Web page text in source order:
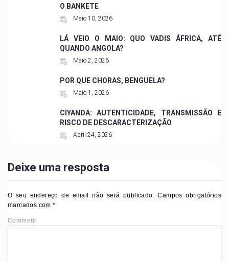
O BANKETE
Maio 10, 2026
LÁ VEIO O MAIO: QUO VADIS ÁFRICA, ATÉ
QUANDO ANGOLA?
Maio 2, 2026
POR QUE CHORAS, BENGUELA?
Maio 1, 2026
CIYANDA: AUTENTICIDADE, TRANSMISSÃO E
RISCO DE DESCARACTERIZAÇÃO
Abril 24, 2026
Deixe uma resposta
O seu endereço de email não será publicado.
Campos obrigatórios
marcados com*
Comment